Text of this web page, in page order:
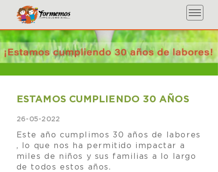
ESTAMOS CUMPLIENDO 30 AÑOS
26-05-2022
Este año cumplimos 30 años de labores
, lo que nos ha permitido impactar a
miles de niños y sus familias a lo largo
de todos estos años.